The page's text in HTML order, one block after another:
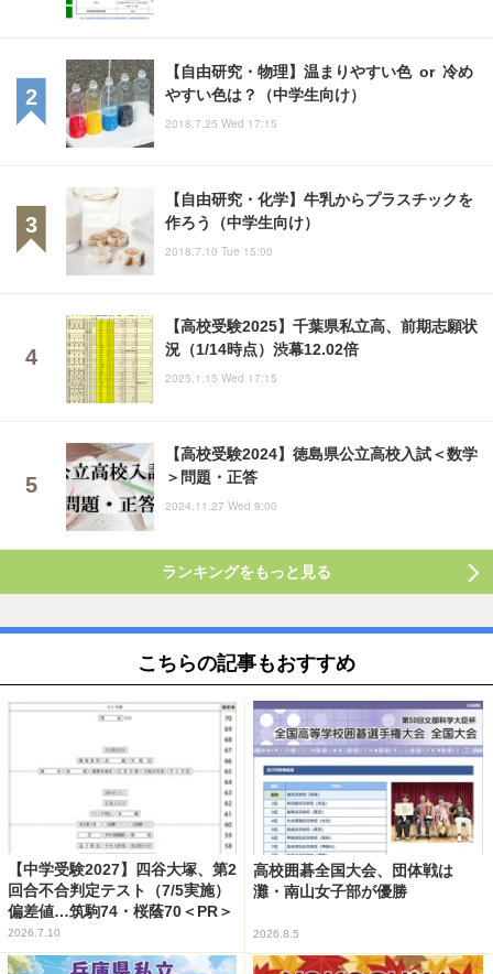
【自由研究・物理】温まりやすい色 or 冷め
やすい色は？（中学生向け）
2018.7.25 Wed 17:15
【自由研究・化学】牛乳からプラスチックを
作ろう（中学生向け）
2018.7.10 Tue 15:00
【高校受験2025】千葉県私立高、前期志願状
況（1/14時点）渋幕12.02倍
2025.1.15 Wed 17:15
【高校受験2024】徳島県公立高校入試＜数学
＞問題・正答
2024.11.27 Wed 9:00
ランキングをもっと見る
こちらの記事もおすすめ
【中学受験2027】四谷大塚、第2
回合不合判定テスト（7/5実施）
偏差値…筑駒74・桜蔭70＜PR＞
2026.7.10
高校囲碁全国大会、団体戦は
灘・南山女子部が優勝
2026.8.5